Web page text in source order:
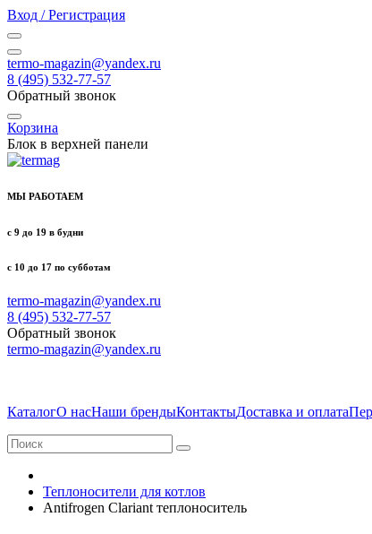
Вход / Регистрация
termo-magazin@yandex.ru
8 (495) 532-77-57
Обратный звонок
Корзина
Блок в верхней панели
МЫ РАБОТАЕМ
с 9 до 19 в будни
с 10 до 17 по субботам
termo-magazin@yandex.ru
8 (495) 532-77-57
Обратный звонок
termo-magazin@yandex.ru
КаталогО насНаши брендыКонтактыДоставка и оплата
Теплоносители для котлов
Antifrogen Clariant теплоноситель